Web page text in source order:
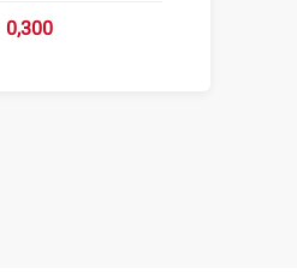
0,300